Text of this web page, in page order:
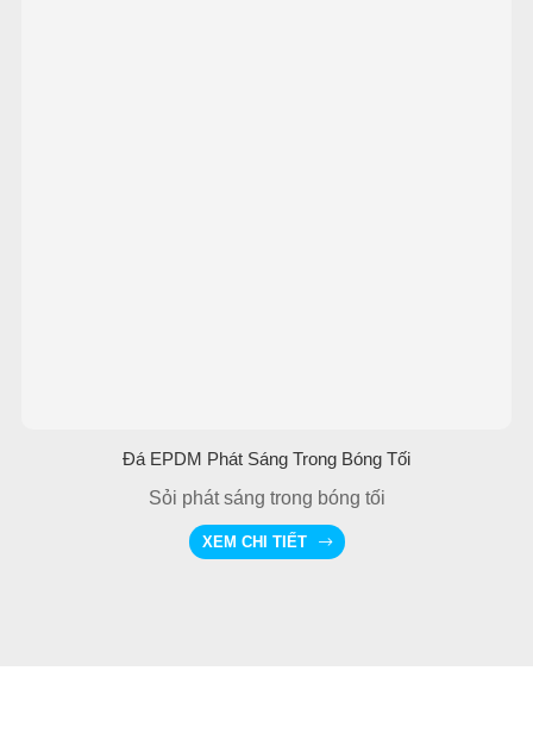
Đá EPDM Phát Sáng Trong Bóng Tối
Sỏi phát sáng trong bóng tối
XEM CHI TIẾT